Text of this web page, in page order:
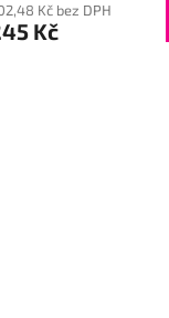
Kč bez DPH
Kč